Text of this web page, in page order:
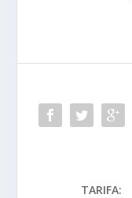
TARIFA: